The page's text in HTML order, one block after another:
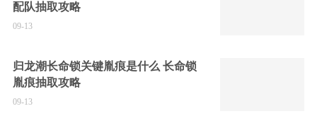
配队抽取攻略
09-13
归龙潮长命锁关键胤痕是什么 长命锁
胤痕抽取攻略
09-13